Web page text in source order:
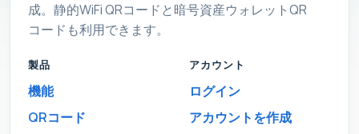
成。静的WiFi QRコードと暗号資産ウォレットQR
コードも利用できます。
製品
機能
QRコード
アカウント
ログイン
アカウントを作成